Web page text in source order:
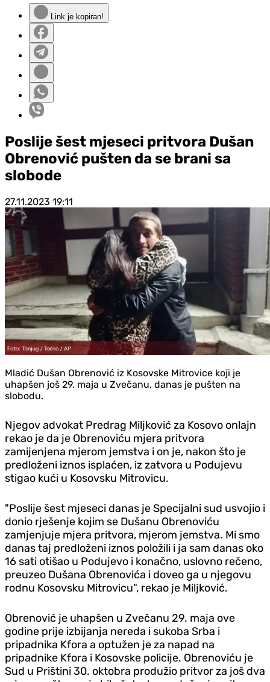
Link je kopiran!
Poslije šest mjeseci pritvora Dušan
Obrenović pušten da se brani sa
slobode
27.11.2023 19:11
Mladić Dušan Obrenović iz Kosovske Mitrovice koji je
uhapšen još 29. maja u Zvečanu, danas je pušten na
slobodu.
Njegov advokat Predrag Miljković za Kosovo onlajn
rekao je da je Obrenoviću mjera pritvora
zamijenjena mjerom jemstva i on je, nakon što je
predloženi iznos isplaćen, iz zatvora u Podujevu
stigao kući u Kosovsku Mitrovicu.
"Poslije šest mjeseci danas je Specijalni sud usvojio i
donio rješenje kojim se Dušanu Obrenoviću
zamjenjuje mjera pritvora, mjerom jemstva. Mi smo
danas taj predloženi iznos položili i ja sam danas oko
16 sati otišao u Podujevo i konačno, uslovno rečeno,
preuzeo Dušana Obrenovića i doveo ga u njegovu
rodnu Kosovsku Mitrovicu", rekao je Miljković.
Obrenović je uhapšen u Zvečanu 29. maja ove
godine prije izbijanja nereda i sukoba Srba i
pripadnika Kfora a optužen je za napad na
pripadnike Kfora i Kosovske policije. Obrenoviću je
Sud u Prištini 30. oktobra produžio pritvor za još dva